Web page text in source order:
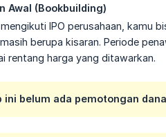
Awal (Bookbuilding)
IPO perusahaan, kamu
berupa kisaran. Periode
rentang harga yang ditawarkan.
ini belum ada pemotongan